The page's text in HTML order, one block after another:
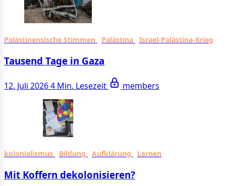
Palästinensische Stimmen Palästina Israel-Palästina-Krieg
Tausend Tage in Gaza
12. Juli 20264 Min. Lesezeit members
kolonialismus Bildung Aufklärung Lernen
Mit Koffern dekolonisieren?